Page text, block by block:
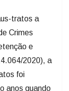
tratos a
Crimes
e
2020), a
foi
anos quando